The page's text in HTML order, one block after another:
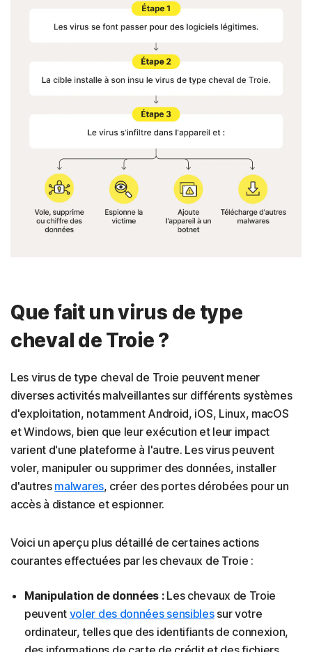
Que fait un virus de type
cheval de Troie ?
Les virus de type cheval de Troie peuvent mener
diverses activités malveillantes sur différents systèmes
d'exploitation, notamment Android, iOS, Linux, macOS
et Windows, bien que leur exécution et leur impact
varient d'une plateforme à l'autre. Les virus peuvent
voler, manipuler ou supprimer des données, installer
d'autres malwares, créer des portes dérobées pour un
accès à distance et espionner.
Voici un aperçu plus détaillé de certaines actions
courantes effectuées par les chevaux de Troie :
Manipulation de données :Les chevaux de Troie
peuvent voler des données sensiblessur votre
ordinateur, telles que des identifiants de connexion,